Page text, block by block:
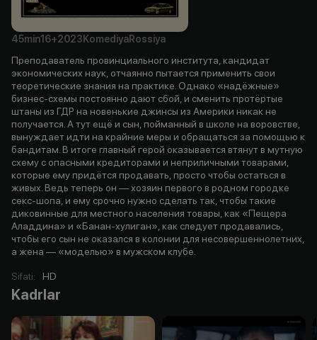
45min16+2023 KomediyaRossiya
Преподаватель провинциального института, кандидат
экономических наук, отчаянно пытается применить свои
теоретические знания на практике. Однако «надёжные»
бизнес-схемы постоянно дают сбой, и сменить протёртые
штаны из ГДР на новенькие джинсы из Америки никак не
получается. А тут ещё и сын, пойманный в школе на воровстве,
вынуждает идти на крайние меры и обращаться за помощью к
бандитам. В итоге главный герой оказывается втянут в мутную
схему с опасными кредиторами и неприличными товарами,
которые ему придётся продавать, просто чтобы остаться в
живых. Ведь теперь он — хозяин первого в родном городке
секс-шопа, и ему срочно нужно сделать так, чтобы такие
диковинные для местного населения товары, как «Пещера
Аладдина» и «Банан-хулиган», как следует продавались,
чтобы его сын не оказался в колонии для несовершеннолетних,
а жена — «моделью» в мужском клубе.
Sifati: HD
Kadrlar